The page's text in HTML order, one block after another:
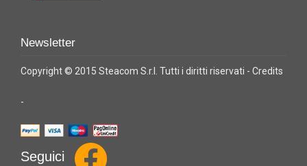
Newsletter
Copyright © 2015 Steacom S.r.l. Tutti i diritti riservati - Credits
-
Seguici